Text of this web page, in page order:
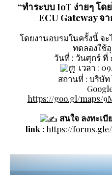
“ทำระบบ IoT ง่ายๆ โด
ECU Gateway จ
โดยงานอบรมในครั้งนี้ จะ
ทดลองใช้
วันที่ : วันศุกร์ ที่
เวลา :
สถานที่ : บริษั
https://goo.gl/maps/
สนใจ ลงทะเ
link :https://